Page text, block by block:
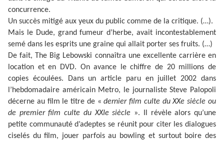
concurrence.
Un succès mitigé aux yeux du public comme de la critique. (…).
Mais le Dude, grand fumeur d’herbe, avait incontestablement
semé dans les esprits une graine qui allait porter ses fruits. (…)
De fait,
The Big Lebowski connaîtra une excellente carrière en
location et en DVD. On avance le chiffre de 20 millions de
copies écoulées. Dans un article paru en juillet 2002 dans
l’hebdomadaire américain Metro, le journaliste Steve Palopoli
décerne au film le titre de «dernier film culte du XXe siècle ou
de premier film culte du XXIe siècle ». Il révèle alors qu’une
petite communauté d’adeptes se réunit pour citer les dialogues
ciselés du film, jouer parfois au bowling et surtout boire des